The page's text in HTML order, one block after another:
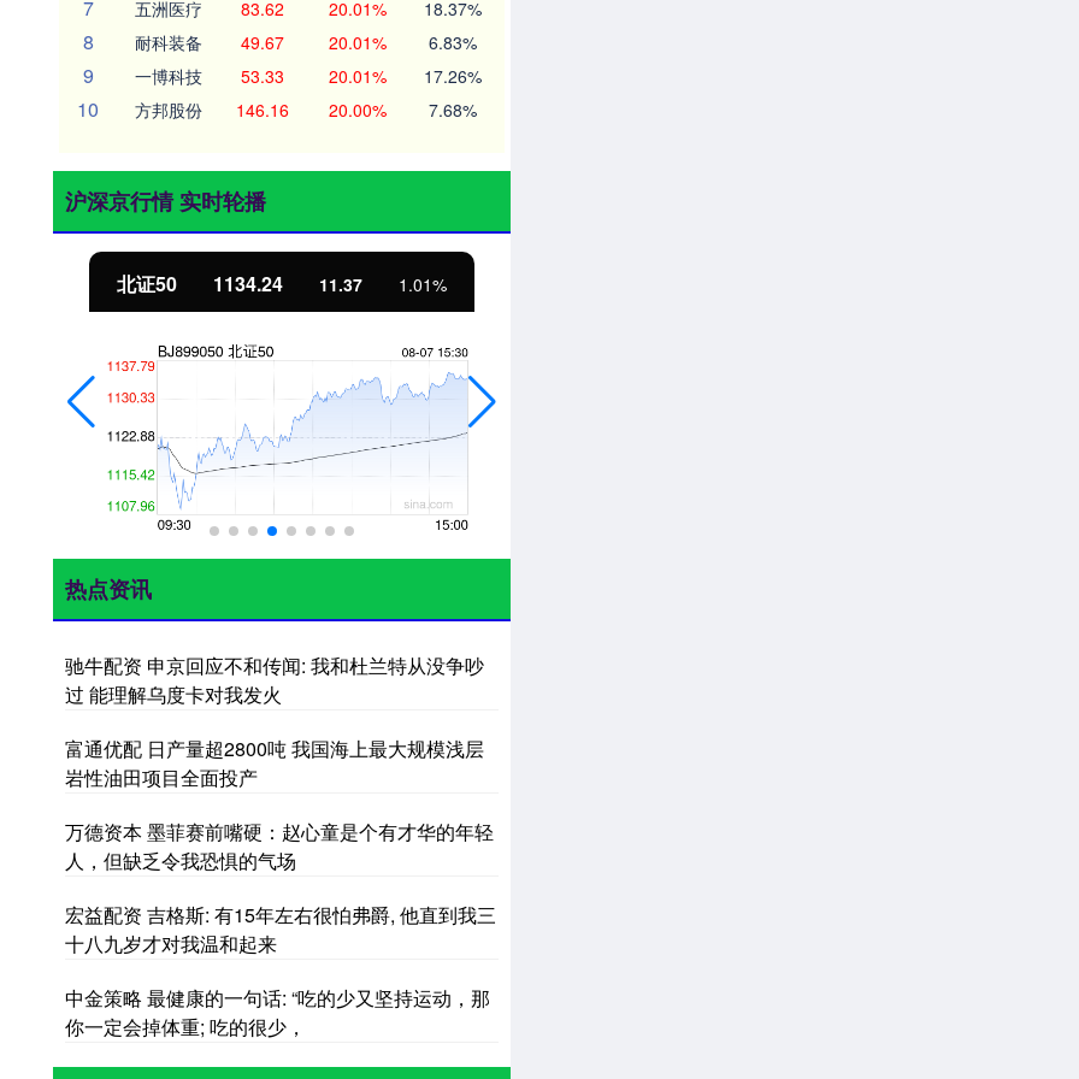
7 五洲医疗 83.62 20.01% 18.37%
8 耐科装备 49.67 20.01% 6.83%
9 一博科技 53.33 20.01% 17.26%
10 方邦股份 146.16 20.00% 7.68%
沪深京行情 实时轮播
北证50 1134.24 11.37 1.01%
热点资讯
驰牛配资 申京回应不和传闻: 我和杜兰特从没争吵
过 能理解乌度卡对我发火
富通优配 日产量超2800吨 我国海上最大规模浅层
岩性油田项目全面投产
万德资本 墨菲赛前嘴硬：赵心童是个有才华的年轻
人，但缺乏令我恐惧的气场
宏益配资 吉格斯: 有15年左右很怕弗爵, 他直到我三
十八九岁才对我温和起来
中金策略 最健康的一句话: “吃的少又坚持运动，那
你一定会掉体重; 吃的很少，